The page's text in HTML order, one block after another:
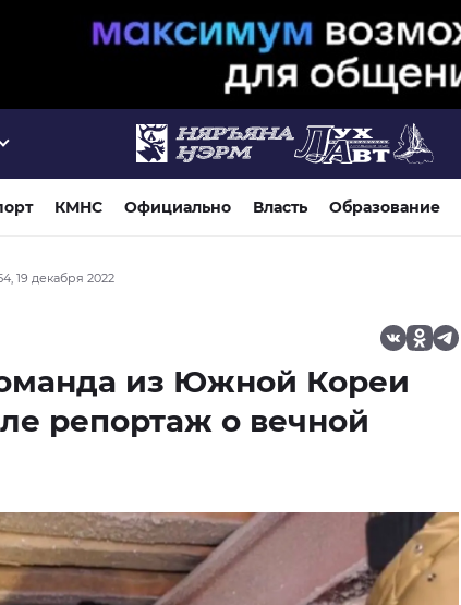
КМНС Официально Власть Образование
19 декабря 2022
из Южной Кореи
репортаж о вечной